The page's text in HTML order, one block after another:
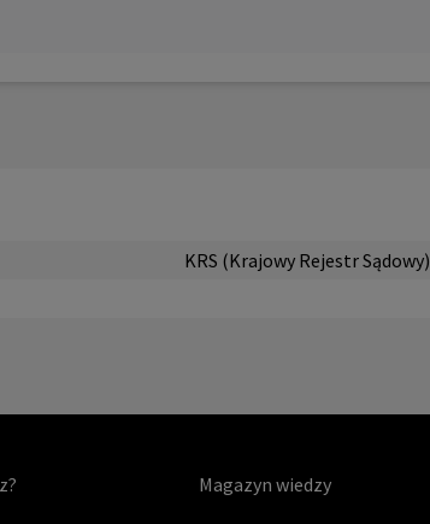
KRS (Krajowy Rejestr Sądowy)
Magazyn wiedzy